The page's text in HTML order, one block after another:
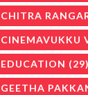
CHITRA
CINEMAVUKKU
EDUCATION (29)
GEETHA